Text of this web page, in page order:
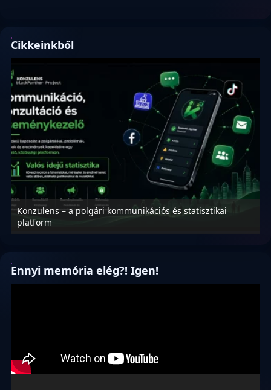
Cikkeinkből
Konzulens – a polgári kommunikációs és statisztikai
platform
Ennyi memória elég?! Igen!